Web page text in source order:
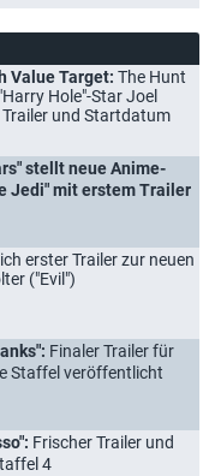
Value Target: The Hunt
Hole"-Star Joel
und Startdatum
stellt neue Anime-
Jedi" mit erstem Trailer
erster Trailer zur neuen
("Evil")
Finaler Trailer für
Staffel veröffentlicht
Frischer Trailer und
4